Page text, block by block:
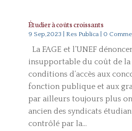
Étudier à coûts croissants
9 Sep,2023 Res Publica| 0
La FAGE et l’UNEF
insupportable du coût de la
conditions d’accès aux
fonction publique et aux
par ailleurs toujours plus
ancien des syndicats
contrôlé par la...